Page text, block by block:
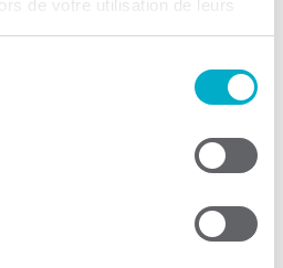
de votre utilisation de leurs
du Canada